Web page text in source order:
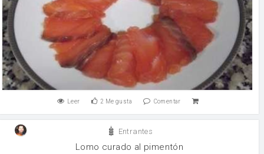
Leer 2 Me gusta Comentar
Entrantes
Lomo curado al pimentón